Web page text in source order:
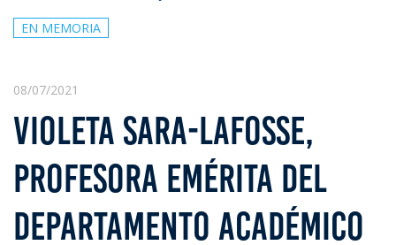
EN MEMORIA
08/07/2021
VIOLETA SARA-LAFOSSE,
PROFESORA EMÉRITA DEL
DEPARTAMENTO ACADÉMICO